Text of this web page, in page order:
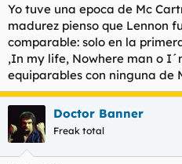
Yo tuve una epoca de Mc
madurez pienso que Lennon
comparable: solo en la
,In my life, Nowhere man o
equiparables con ninguna de
Doctor Banner
Freak total